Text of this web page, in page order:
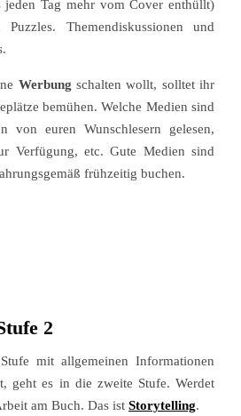
jeden Tag mehr vom Cover enthüllt)
Themendiskussionen und
Werbung schalten wollt, solltet ihr
bemühen. Welche Medien sind
von euren Wunschlesern gelesen,
Verfügung, etc. Gute Medien sind
frühzeitig buchen.
2
mit allgemeinen Informationen
geht es in die zweite Stufe. Werdet
am Buch. Das ist Storytelling.